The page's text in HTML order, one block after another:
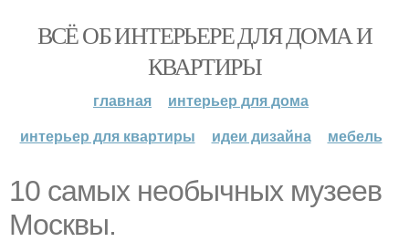
ВСЁ ОБ ИНТЕРЬЕРЕ ДЛЯ ДОМА И
КВАРТИРЫ
главная
интерьер для дома
интерьер для квартиры
идеи дизайна мебель
10 самых необычных музеев
Москвы.